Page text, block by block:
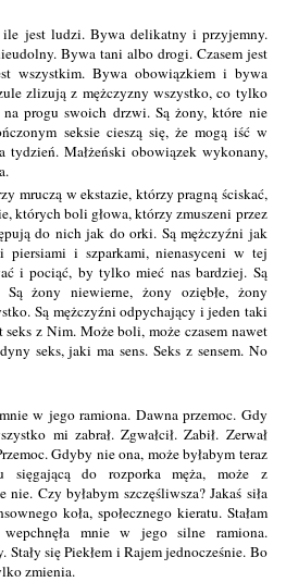
ile jest ludzi. Bywa delikatny i przyjemny.
Bywa tani albo drogi. Czasem jest
wszystkim. Bywa obowiązkiem i bywa
zlizują z mężczyzny wszystko, co tylko
progu swoich drzwi. Są żony, które nie
seksie cieszą się, że mogą iść w
tydzień. Małżeński obowiązek wykonany,
mruczą w ekstazie, którzy pragną ściskać,
których boli głowa, którzy zmuszeni przez
do nich jak do orki. Są mężczyźni jak
piersiami i szparkami, nienasyceni w tej
i pociąć, by tylko mieć nas bardziej. Są
żony niewierne, żony oziębłe, żony
Są mężczyźni odpychający i jeden taki
z Nim. Może boli, może czasem nawet
seks, jaki ma sens. Seks z sensem. No
w jego ramiona. Dawna przemoc. Gdy
mi zabrał. Zgwałcił. Zabił. Zerwał
Gdyby nie ona, może byłabym teraz
sięgającą do rozporka męża, może z
Czy byłabym szczęśliwsza? Jakaś siła
koła, społecznego kieratu. Stałam
mnie w jego silne ramiona.
Stały się Piekłem i Rajem jednocześnie. Bo
zmienia.